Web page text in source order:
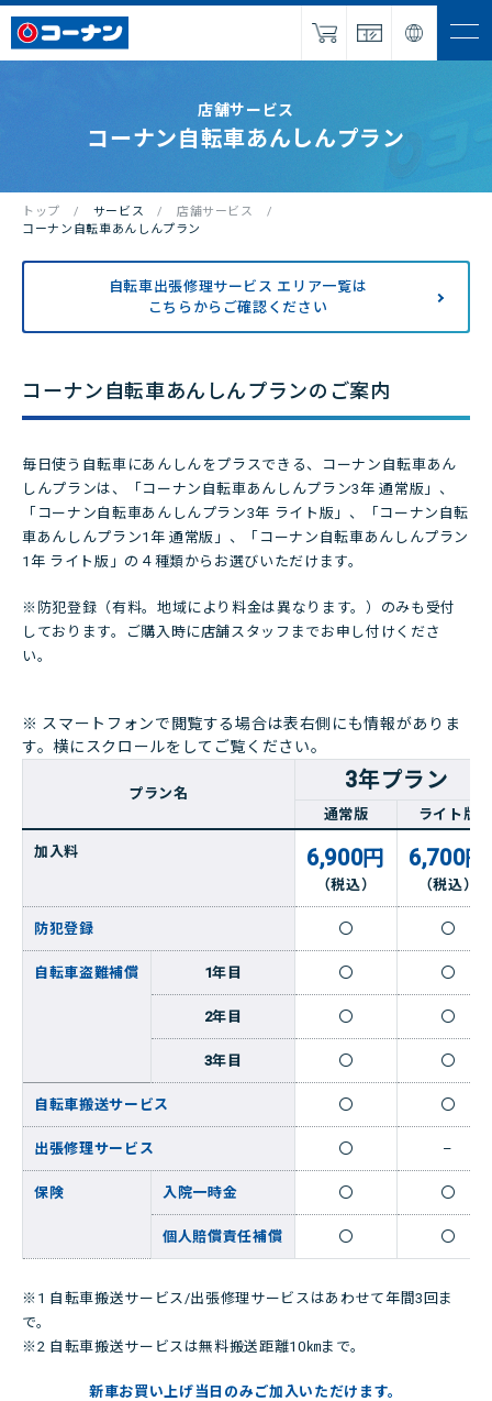
採用情報
パートナー募集
オンラインショップ
店舗・チラシ検索
店舗サービス
コーナン自転車あんしんプラン
トップ サービス
店舗サービス
コーナン自転車あんしんプラン
自転車出張修理サービス エリア一覧は
こちらからご確認ください
コーナン自転車あんしんプランのご案内
毎日使う自転車にあんしんをプラスできる、コーナン自転車あん
しんプランは、「コーナン自転車あんしんプラン3年 通常版」、
「コーナン自転車あんしんプラン3年 ライト版」、「コーナン自転
車あんしんプラン1年 通常版」、「コーナン自転車あんしんプラン
1年 ライト版」の４種類からお選びいただけます。
※防犯登録（有料。地域により料金は異なります。）のみも受付
しております。ご購入時に店舗スタッフまでお申し付けくださ
い。
※ スマートフォンで閲覧する場合は表右側にも情報がありま
す。横にスクロールをしてご覧ください。
プラン名
3年プラン
通常版 ライト版
加入料 6,900円
（税込）
6,700円
（税込）
防犯登録 〇 〇
自転車盗難補償 1年目 〇 〇
2年目 〇 〇
3年目 〇 〇
自転車搬送サービス 〇 〇
出張修理サービス 〇 –
保険 入院一時金 〇 〇
個人賠償責任補償 〇 〇
※1 自転車搬送サービス/出張修理サービスはあわせて年間3回ま
で。
※2 自転車搬送サービスは無料搬送距離10㎞まで。
新車お買い上げ当日のみご加入いただけます。